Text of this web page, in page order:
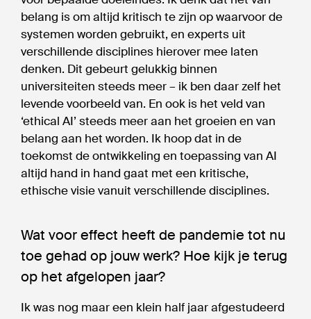
belang is om altijd kritisch te zijn op waarvoor de
systemen worden gebruikt, en experts uit
verschillende disciplines hierover mee laten
denken. Dit gebeurt gelukkig binnen
universiteiten steeds meer – ik ben daar zelf het
levende voorbeeld van. En ook is het veld van
‘ethical AI’ steeds meer aan het groeien en van
belang aan het worden. Ik hoop dat in de
toekomst de ontwikkeling en toepassing van AI
altijd hand in hand gaat met een kritische,
ethische visie vanuit verschillende disciplines.
Wat voor effect heeft de pandemie tot nu
toe gehad op jouw werk? Hoe kijk je terug
op het afgelopen jaar?
Ik was nog maar een klein half jaar afgestudeerd